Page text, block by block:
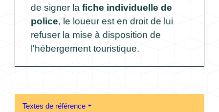
de signer la fiche individuelle de
police, le loueur est en droit de lui
refuser la mise à disposition de
l'hébergement touristique.
Textes de référence